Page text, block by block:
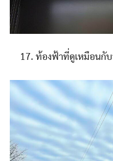
17. ท้องฟ้าที่ดูเหมือนกั